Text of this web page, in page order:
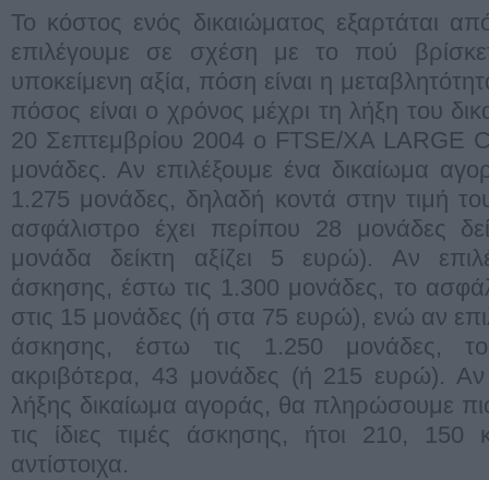
Το κόστος ενός δικαιώματος εξαρτάται
επιλέγουμε σε σχέση με το πού
υποκείμενη αξία, πόση είναι η
πόσος είναι ο χρόνος μέχρι τη λήξη του
20 Σεπτεμβρίου 2004 ο FTSE/XA LARGE
μονάδες. Αν επιλέξουμε ένα δικαίωμα
1.275 μονάδες, δηλαδή κοντά στην τιμή
ασφάλιστρο έχει περίπου 28 μονάδες
μονάδα δείκτη αξίζει 5 ευρώ). Αν
άσκησης, έστω τις 1.300 μονάδες, το
στις 15 μονάδες (ή στα 75 ευρώ), ενώ αν
άσκησης, έστω τις 1.250 μονάδες, το
ακριβότερα, 43 μονάδες (ή 215 ευρώ). Αν
λήξης δικαίωμα αγοράς, θα πληρώσουμε
τις ίδιες τιμές άσκησης, ήτοι 210,
αντίστοιχα.